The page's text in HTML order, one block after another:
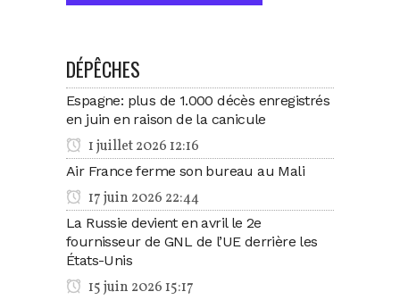
DÉPÊCHES
Espagne: plus de 1.000 décès enregistrés
en juin en raison de la canicule
1 juillet 2026 12:16
Air France ferme son bureau au Mali
17 juin 2026 22:44
La Russie devient en avril le 2e
fournisseur de GNL de l’UE derrière les
États-Unis
15 juin 2026 15:17